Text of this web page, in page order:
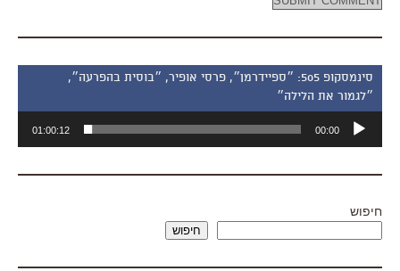
סינמסקופ 505: ״ספיידרמן״, פרסי אופיר, ״בוסית בהפרעה״,
״לגמור את הלילה״
אודיו
00:00
01:00:12
חיפוש
חיפוש